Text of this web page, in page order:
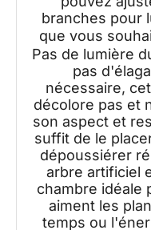
branches pour
que vous
Pas de lumière
pas
nécessaire,
décolore pas et
son aspect et
suffit de le
dépoussiérer
arbre artificiel
chambre idéale
aiment les
temps ou